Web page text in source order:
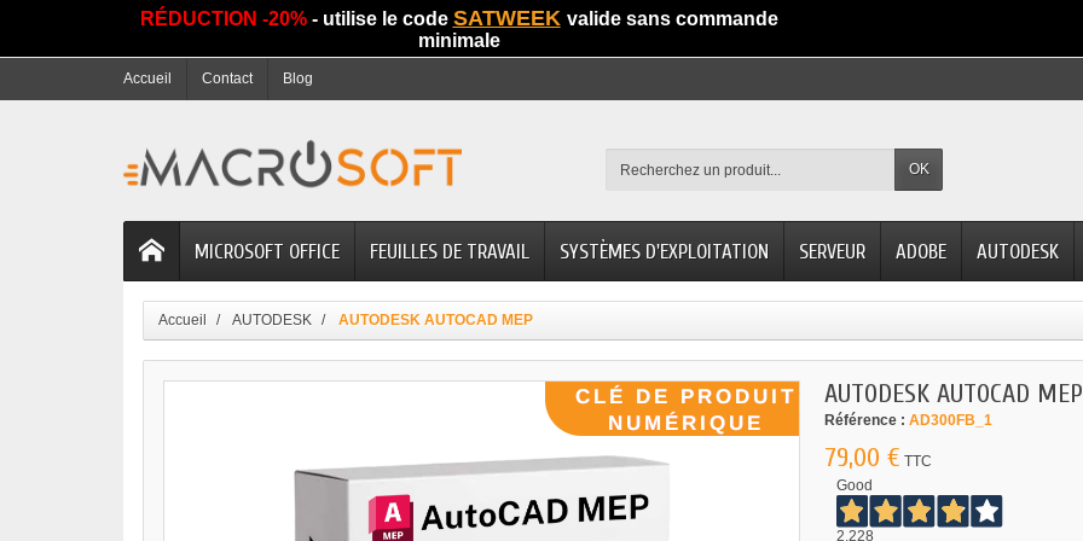
RÉDUCTION -20% - utilise le code SATWEEK valide sans commande
minimale
Accueil Contact Blog
OK
MICROSOFT OFFICE FEUILLES DE TRAVAIL SYSTÈMES D'EXPLOITATION SERVEUR ADOBE AUTODESK
Accueil AUTODESK AUTODESK AUTOCAD MEP
AUTODESK AUTOCAD MEP
Référence : AD300FB_1
79,00 € TTC
Good
2.228